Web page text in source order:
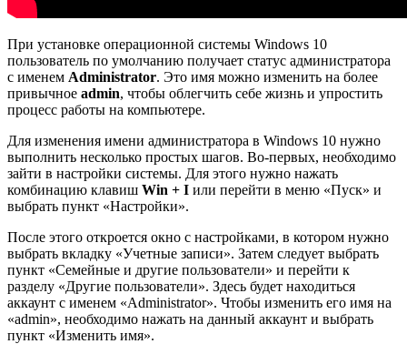
При установке операционной системы Windows 10
пользователь по умолчанию получает статус администратора
с именем Administrator. Это имя можно изменить на более
привычное admin, чтобы облегчить себе жизнь и упростить
процесс работы на компьютере.
Для изменения имени администратора в Windows 10 нужно
выполнить несколько простых шагов. Во-первых, необходимо
зайти в настройки системы. Для этого нужно нажать
комбинацию клавиш Win + I или перейти в меню «Пуск» и
выбрать пункт «Настройки».
После этого откроется окно с настройками, в котором нужно
выбрать вкладку «Учетные записи». Затем следует выбрать
пункт «Семейные и другие пользователи» и перейти к
разделу «Другие пользователи». Здесь будет находиться
аккаунт с именем «Administrator». Чтобы изменить его имя на
«admin», необходимо нажать на данный аккаунт и выбрать
пункт «Изменить имя».